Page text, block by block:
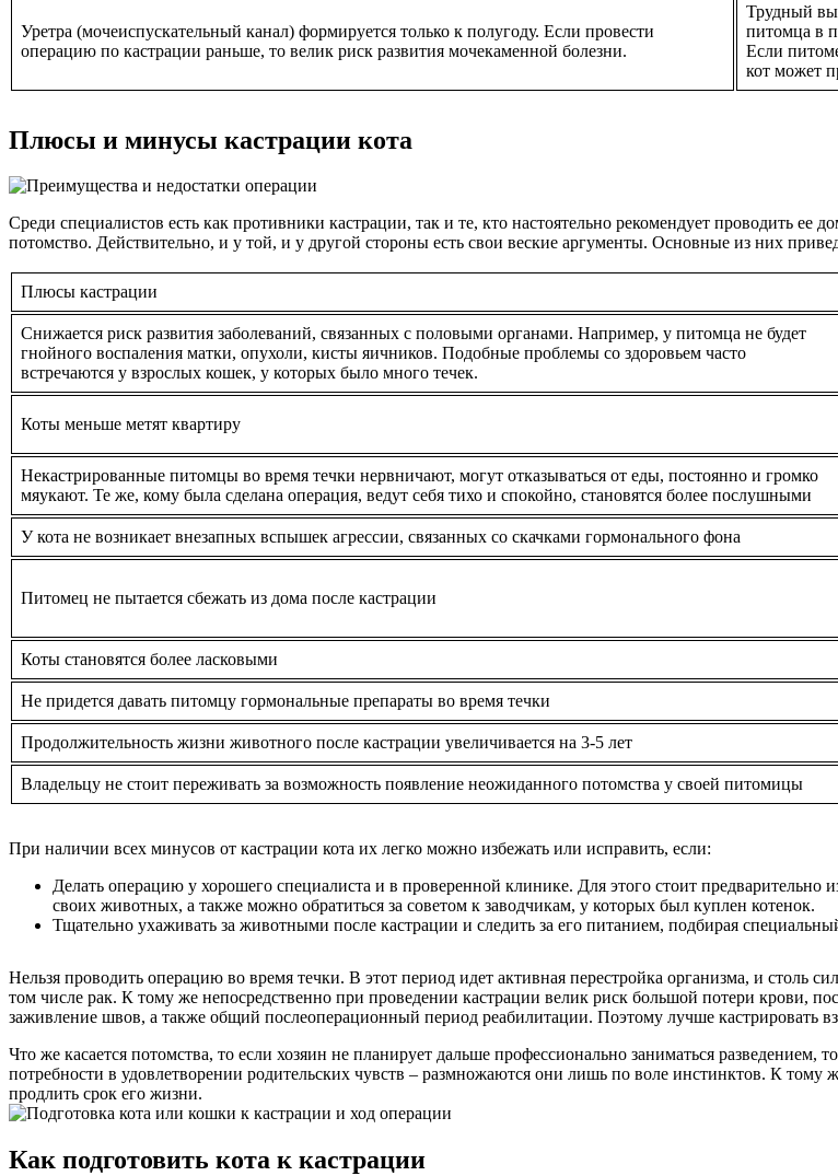
Уретра (мочеиспускательный канал) формируется только к полугоду. Если провести
операцию по кастрации раньше, то велик риск развития мочекаменной болезни.
Трудный
питомца в
Если
кот может
Плюсы и минусы кастрации кота
Среди специалистов есть как противники кастрации, так и те, кто настоятельно рекомендует проводить
потомство. Действительно, и у той, и у другой стороны есть свои веские аргументы. Основные из них
Плюсы кастрации
Снижается риск развития заболеваний, связанных с половыми органами. Например, у питомца не будет
гнойного воспаления матки, опухоли, кисты яичников. Подобные проблемы со здоровьем часто
встречаются у взрослых кошек, у которых было много течек.
Коты меньше метят квартиру
Некастрированные питомцы во время течки нервничают, могут отказываться от еды, постоянно и громко
мяукают. Те же, кому была сделана операция, ведут себя тихо и спокойно, становятся более послушными
У кота не возникает внезапных вспышек агрессии, связанных со скачками гормонального фона
Питомец не пытается сбежать из дома после кастрации
Коты становятся более ласковыми
Не придется давать питомцу гормональные препараты во время течки
Продолжительность жизни животного после кастрации увеличивается на 3-5 лет
Владельцу не стоит переживать за возможность появление неожиданного потомства у своей питомицы
При наличии всех минусов от кастрации кота их легко можно избежать или исправить, если:
Делать операцию у хорошего специалиста и в проверенной клинике. Для этого стоит
своих животных, а также можно обратиться за советом к заводчикам, у которых был куплен котенок.
Тщательно ухаживать за животными после кастрации и следить за его питанием, подбирая
Нельзя проводить операцию во время течки. В этот период идет активная перестройка организма, и столь
том числе рак. К тому же непосредственно при проведении кастрации велик риск большой потери крови,
заживление швов, а также общий послеоперационный период реабилитации. Поэтому лучше кастрировать
Что же касается потомства, то если хозяин не планирует дальше профессионально заниматься
потребности в удовлетворении родительских чувств – размножаются они лишь по воле инстинктов. К
продлить срок его жизни.
Как подготовить кота к кастрации